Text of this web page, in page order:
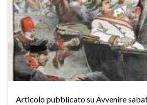
Articolo pubblicato su Avvenire